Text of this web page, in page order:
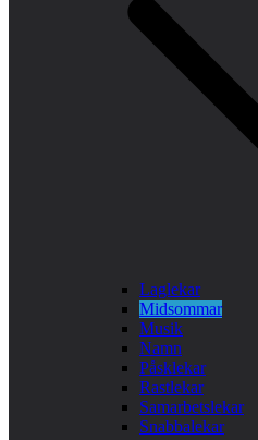
Laglekar
Midsommar
Musik
Namn
Påsklekar
Rastlekar
Samarbetslekar
Snabbalekar